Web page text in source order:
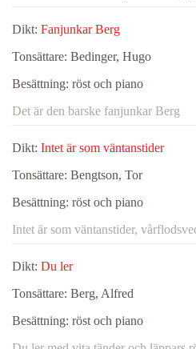
Dikt: Fanjunkar Berg
Tonsättare: Bedinger, Hugo
Besättning: röst och piano
Det är den barske fanjunkar Berg
Dikt: Intet är som väntanstider
Tonsättare: Bengtson, Tor
Besättning: röst och piano
Intet är som väntanstider,
Dikt: Du ler
Tonsättare: Berg, Alfred
Besättning: röst och piano